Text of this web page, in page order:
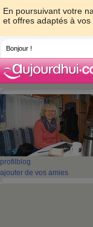
En poursuivant votre
et offres adaptés à vos
Bonjour !
profil blog
ajouter de vos amies